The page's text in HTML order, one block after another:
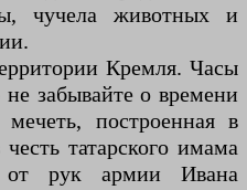
чучела животных и
Кремля. Часы
забывайте о времени
построенная в
татарского имама
от рук армии Ивана